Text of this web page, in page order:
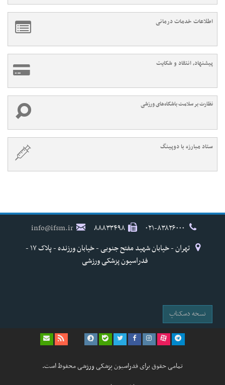
اطلاعات خدمات درمانی
پیشنهاد، انتقاد و شکایت
نظارت بر سلامت باشگاه‌های ورزشی
ستاد مبارزه با دوپینگ
۸۸۸۳۳۴۹۸
info@ifsm.ir
تهران - خیابان شهید مفتح جنوبی - خیابان ورزنده - پلاک ۱۷ -
فدراسیون پزشکی ورزشی
نسخه دسکتاپ
تمامی حقوق برای فدراسیون پزشکی ورزشی محفوظ است.